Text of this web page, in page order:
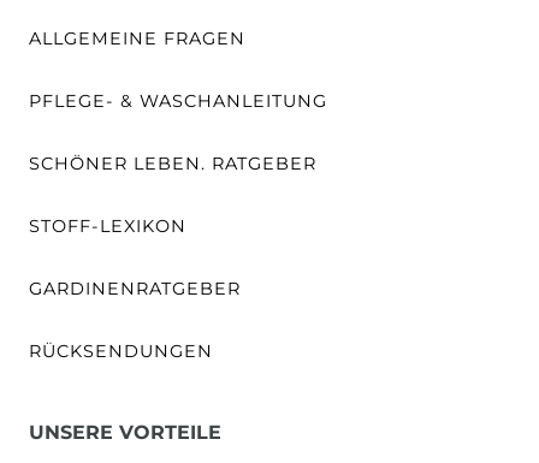
ALLGEMEINE FRAGEN
PFLEGE- & WASCHANLEITUNG
SCHÖNER LEBEN. RATGEBER
STOFF-LEXIKON
GARDINENRATGEBER
RÜCKSENDUNGEN
UNSERE VORTEILE